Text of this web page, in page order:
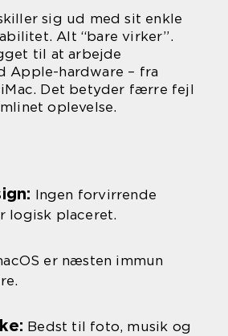
sig ud med sit enkle
Alt “bare virker”.
til at arbejde
Apple-hardware – fra
Det betyder færre fejl
oplevelse.
Ingen forvirrende
logisk placeret.
er næsten immun
Bedst til foto, musik og